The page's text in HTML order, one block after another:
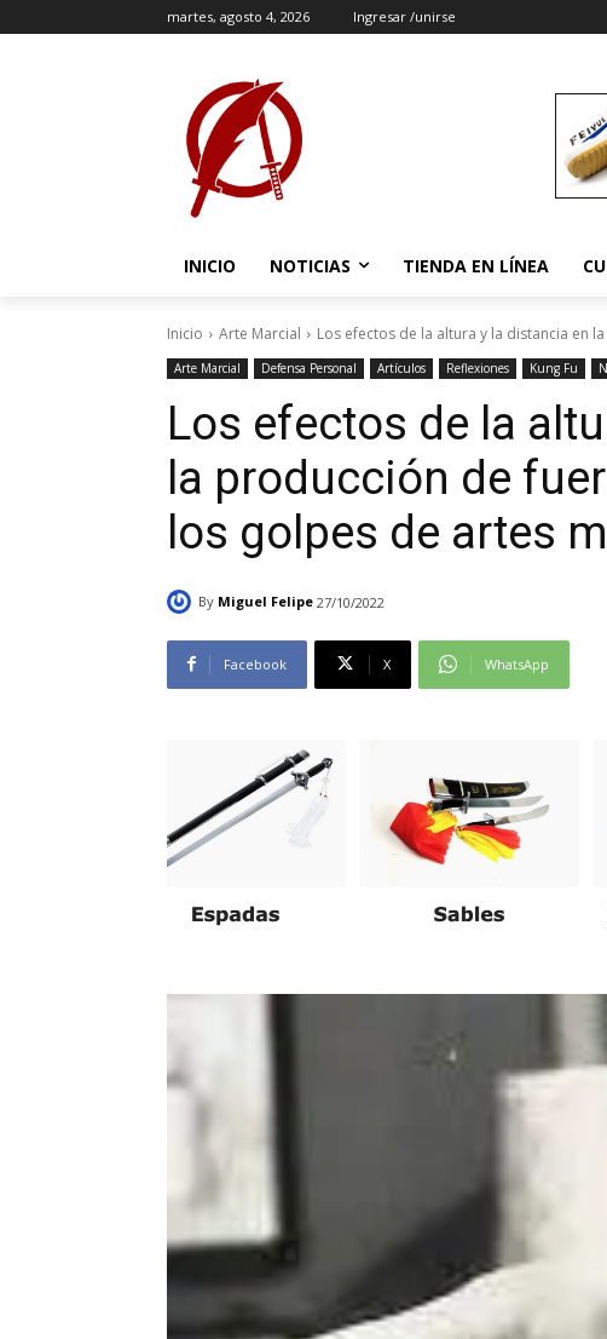
martes, agosto 4, 2026 Ingresar /unirse
INICIO NOTICIAS TIENDA EN LÍNEA
Inicio Arte Marcial Los efectos de la altura y la distancia en
Arte Marcial Defensa Personal Artículos Reflexiones Kung Fu
Los efectos de la
la producción de
los golpes de artes
By Miguel Felipe 27/10/2022
Facebook X WhatsApp